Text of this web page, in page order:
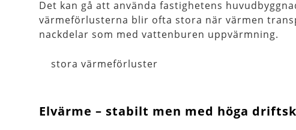
Det kan gå att använda fastighetens
värmeförlusterna blir ofta stora när värmen
nackdelar som med vattenburen uppvärmning.
stora värmeförluster
Elvärme – stabilt men med höga